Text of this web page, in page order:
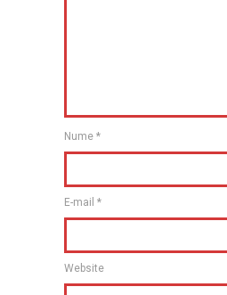
Nume *
E-mail *
Website